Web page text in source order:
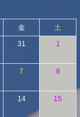
金
土
31 1
7 8
14 15